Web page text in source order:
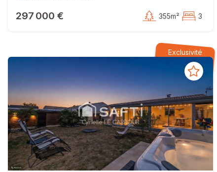
297 000 € 355m² 3
Exclusivité